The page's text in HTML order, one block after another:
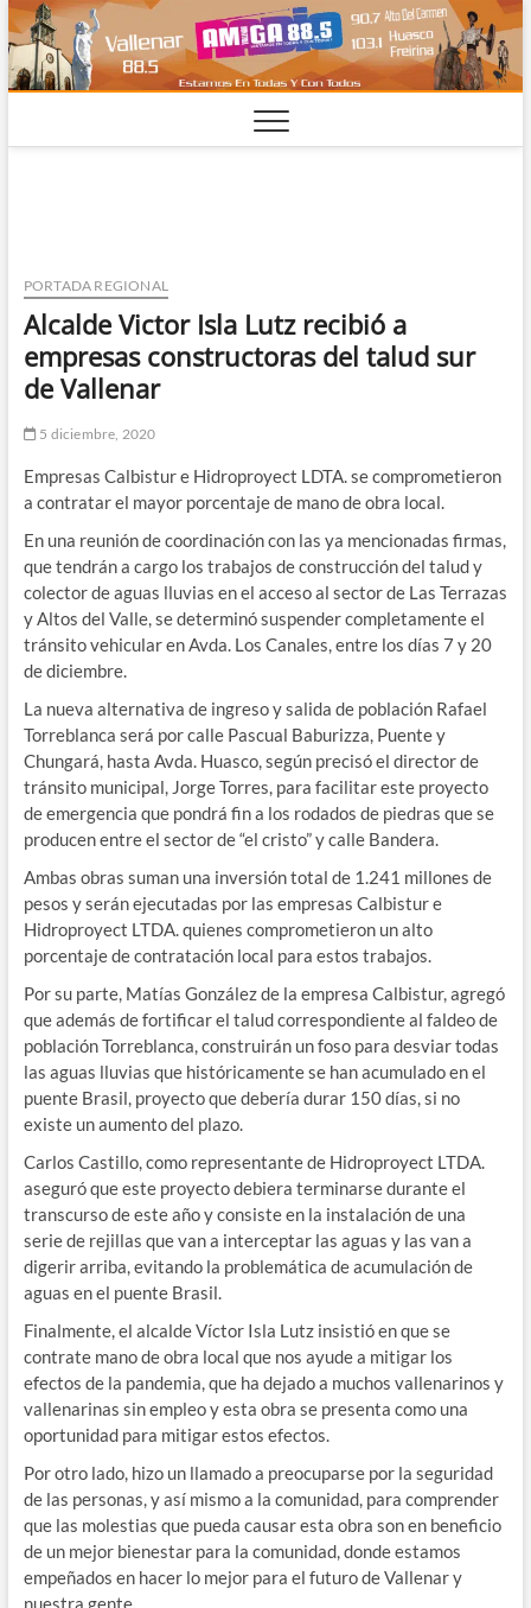
Saltar
al
contenido
PORTADA REGIONAL
Alcalde Victor Isla Lutz recibió a
empresas constructoras del talud sur
de Vallenar
5 diciembre, 2020
Empresas Calbistur e Hidroproyect LDTA. se comprometieron
a contratar el mayor porcentaje de mano de obra local.
En una reunión de coordinación con las ya mencionadas firmas,
que tendrán a cargo los trabajos de construcción del talud y
colector de aguas lluvias en el acceso al sector de Las Terrazas
y Altos del Valle, se determinó suspender completamente el
tránsito vehicular en Avda. Los Canales, entre los días 7 y 20
de diciembre.
La nueva alternativa de ingreso y salida de población Rafael
Torreblanca será por calle Pascual Baburizza, Puente y
Chungará, hasta Avda. Huasco, según precisó el director de
tránsito municipal, Jorge Torres, para facilitar este proyecto
de emergencia que pondrá fin a los rodados de piedras que se
producen entre el sector de “el cristo” y calle Bandera.
Ambas obras suman una inversión total de 1.241 millones de
pesos y serán ejecutadas por las empresas Calbistur e
Hidroproyect LTDA. quienes comprometieron un alto
porcentaje de contratación local para estos trabajos.
Por su parte, Matías González de la empresa Calbistur, agregó
que además de fortificar el talud correspondiente al faldeo de
población Torreblanca, construirán un foso para desviar todas
las aguas lluvias que históricamente se han acumulado en el
puente Brasil, proyecto que debería durar 150 días, si no
existe un aumento del plazo.
Carlos Castillo, como representante de Hidroproyect LTDA.
aseguró que este proyecto debiera terminarse durante el
transcurso de este año y consiste en la instalación de una
serie de rejillas que van a interceptar las aguas y las van a
digerir arriba, evitando la problemática de acumulación de
aguas en el puente Brasil.
Finalmente, el alcalde Víctor Isla Lutz insistió en que se
contrate mano de obra local que nos ayude a mitigar los
efectos de la pandemia, que ha dejado a muchos vallenarinos y
vallenarinas sin empleo y esta obra se presenta como una
oportunidad para mitigar estos efectos.
Por otro lado, hizo un llamado a preocuparse por la seguridad
de las personas, y así mismo a la comunidad, para comprender
que las molestias que pueda causar esta obra son en beneficio
de un mejor bienestar para la comunidad, donde estamos
empeñados en hacer lo mejor para el futuro de Vallenar y
nuestra gente.